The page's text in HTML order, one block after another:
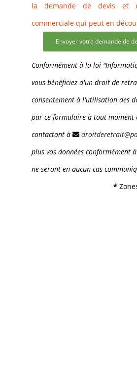
la demande de devis et
commerciale qui peut en
Envoyer votre demande de
Conformément à la loi
vous bénéficiez d'un droit de
consentement à l'utilisation des
par ce formulaire à tout moment
contactant à
plus vos données conformément
ne seront en aucun cas
*